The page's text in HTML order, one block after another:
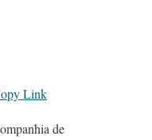
Link
de